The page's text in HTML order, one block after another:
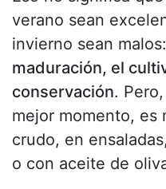
verano sean
invierno sean malos:
maduración, el
conservación.
mejor momento, es
crudo, en
o con aceite de